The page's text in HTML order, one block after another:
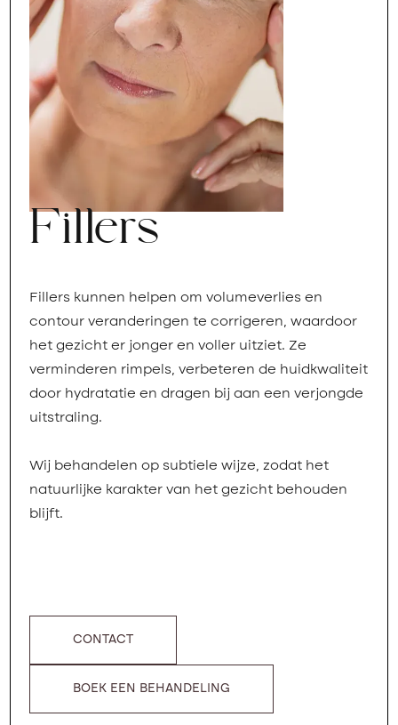
Fillers
Fillers kunnen helpen om volumeverlies en
contour veranderingen te corrigeren, waardoor
het gezicht er jonger en voller uitziet. Ze
verminderen rimpels, verbeteren de huidkwaliteit
door hydratatie en dragen bij aan een verjongde
uitstraling.
Wij behandelen op subtiele wijze, zodat het
natuurlijke karakter van het gezicht behouden
blijft.
CONTACT
BOEK EEN BEHANDELING